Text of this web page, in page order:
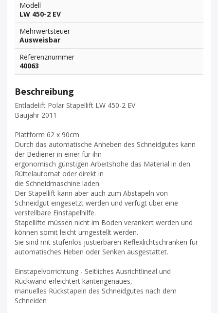
Modell
LW 450-2 EV
Mehrwertsteuer
Ausweisbar
Referenznummer
40063
Beschreibung
Entladelift Polar Stapellift LW 450-2 EV
Baujahr 2011
Plattform 62 x 90cm
Durch das automatische Anheben des Schneidgutes kann
der Bediener in einer für ihn
ergonomisch günstigen Arbeitshöhe das Material in den
Rüttelautomat oder direkt in
die Schneidmaschine laden.
Der Stapellift kann aber auch zum Abstapeln von
Schneidgut eingesetzt werden und verfügt über eine
verstellbare Einstapelhilfe.
Stapellifte müssen nicht im Boden verankert werden und
können somit leicht umgestellt werden.
Sie sind mit stufenlos justierbaren Reflexlichtschranken für
automatisches Heben oder Senken ausgestattet.
Einstapelvorrichtung - Seitliches Ausrichtlineal und
Rückwand erleichtert kantengenaues,
manuelles Rückstapeln des Schneidgutes nach dem
Schneiden